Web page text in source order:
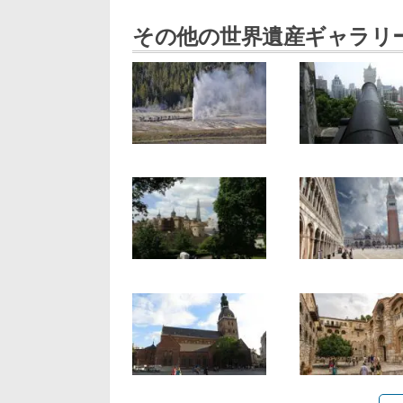
その他の世界遺産ギャラリ